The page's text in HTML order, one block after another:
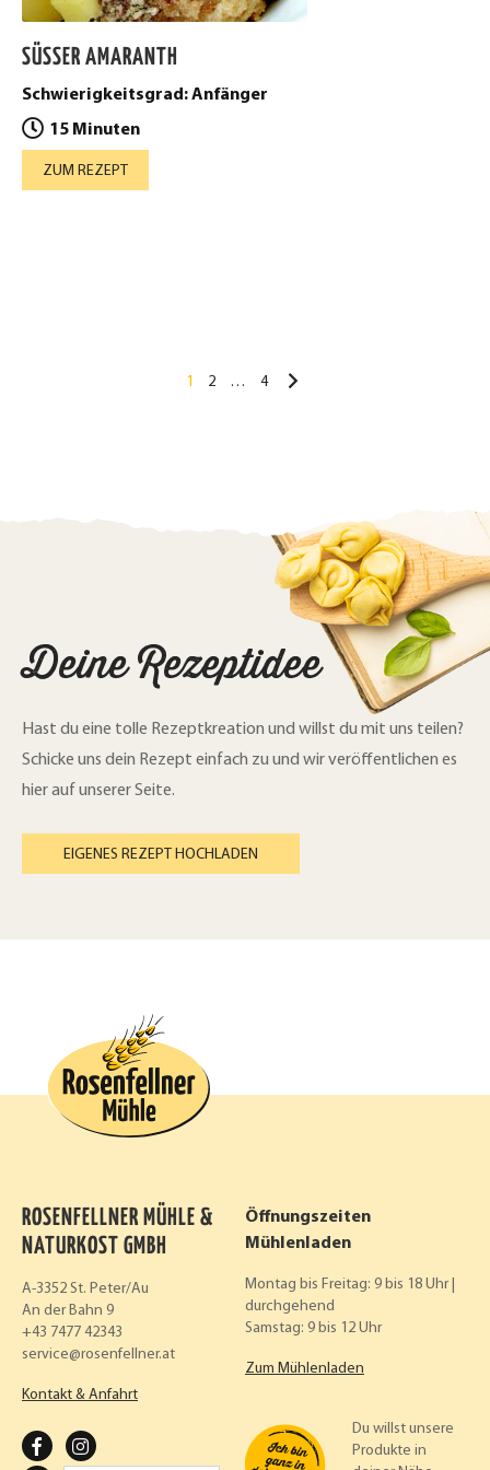
SÜSSER AMARANTH
Schwierigkeitsgrad: Anfänger
15 Minuten
ZUM REZEPT
1 2 … 4
Deine Rezeptidee
Hast du eine tolle Rezeptkreation und willst du mit uns teilen?
Schicke uns dein Rezept einfach zu und wir veröffentlichen es
hier auf unserer Seite.
EIGENES REZEPT HOCHLADEN
ROSENFELLNER MÜHLE &
NATURKOST GMBH
A-3352 St. Peter/Au
An der Bahn 9
+43 7477 42343
service
rosenfellner.at
Kontakt & Anfahrt
F
Öffnungszeiten
Mühlenladen
Montag bis Freitag: 9 bis 18 Uhr |
durchgehend
Samstag: 9 bis 12 Uhr
Zum Mühlenladen
Du willst unsere
Produkte in